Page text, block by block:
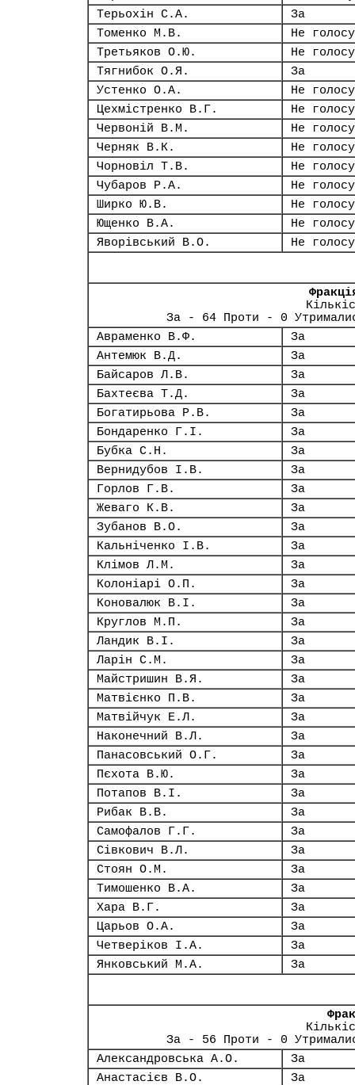
Терьохін С.А.
За
Томенко М.В.
Не
Третьяков О.Ю.
Не
Тягнибок О.Я.
За
Устенко О.А.
Не
Цехмістренко В.Г.
Не
Червоній В.М.
Не
Черняк В.К.
Не
Чорновіл Т.В.
Не
Чубаров Р.А.
Не
Ширко Ю.В.
Не
Ющенко В.А.
Не
Яворівський В.О.
Не
За - 64 Проти - 0
Авраменко В.Ф.
За
Антемюк В.Д.
За
Байсаров Л.В.
За
Бахтеєва Т.Д.
За
Богатирьова Р.В.
За
Бондаренко Г.І.
За
Бубка С.Н.
За
Вернидубов І.В.
За
Горлов Г.В.
За
Жеваго К.В.
За
Зубанов В.О.
За
Кальніченко І.В.
За
Клімов Л.М.
За
Колоніарі О.П.
За
Коновалюк В.І.
За
Круглов М.П.
За
Ландик В.І.
За
Ларін С.М.
За
Майстришин В.Я.
За
Матвієнко П.В.
За
Матвійчук Е.Л.
За
Наконечний В.Л.
За
Панасовський О.Г.
За
Пєхота В.Ю.
За
Потапов В.І.
За
Рибак В.В.
За
Самофалов Г.Г.
За
Сівкович В.Л.
За
Стоян О.М.
За
Тимошенко В.А.
За
Хара В.Г.
За
Царьов О.А.
За
Четверіков І.А.
За
Янковський М.А.
За
За - 56 Проти - 0
Александровська А.О.
За
Анастасієв В.О.
За